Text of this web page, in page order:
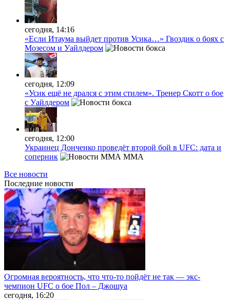
сегодня, 14:16
«Если Итаума выйдет против Усика…» Гвоздик о боях с
Мозесом и Уайлдером
сегодня, 12:09
«Усик ещё не дрался с этим стилем». Тренер Скотт о бое
с Уайлдером
сегодня, 12:00
Украинец Донченко проведёт второй бой в UFC: дата и
соперник
MMA
Все новости
Последние новости
Огромная вероятность, что что-то пойдёт не так — экс-
чемпион UFC о бое Пол – Джошуа
сегодня, 16:20